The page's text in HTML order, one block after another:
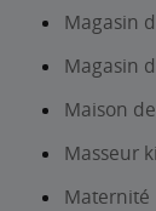
Magasin
Magasin
Maison
Masseur
Maternité